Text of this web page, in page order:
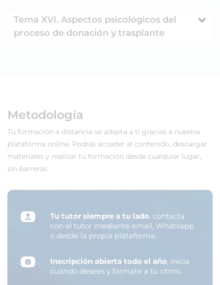
Tema XVI. Aspectos psicológicos del
proceso de donación y trasplante
Metodología
Tu formación a distancia se adapta a ti gracias a nuestra
plataforma online. Podrás acceder al contenido, descargar
materiales y realizar tu formación desde cualquier lugar,
sin barreras.
Tu tutor siempre a tu lado, contacta
con el tutor mediante email, Whatsapp
o desde la propia plataforma.
Inscripción abierta todo el año, inicia
cuando desees y fórmate a tu ritmo.